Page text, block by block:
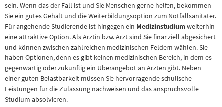
sein. Wenn das der Fall ist und Sie Menschen gerne helfen, bekommen
Sie ein gutes Gehalt und die Weiterbildungsoption zum Notfallsanitäter.
Für angehende Studierende ist hingegen ein Medizinstudiumweiterhin
eine attraktive Option. Als Ärztin bzw. Arzt sind Sie finanziell abgesichert
und können zwischen zahlreichen medizinischen Feldern wählen. Sie
haben Optionen, denn es gibt keinen medizinischen Bereich, in dem es
gegenwärtig oder zukünftig ein Überangebot an Ärzten gibt. Neben
einer guten Belastbarkeit müssen Sie hervorragende schulische
Leistungen für die Zulassung nachweisen und das anspruchsvolle
Studium absolvieren.